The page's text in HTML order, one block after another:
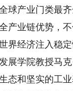
球产业门类最
产业链优势，
界经济注入稳定
学院教授马克·
态和坚实的工